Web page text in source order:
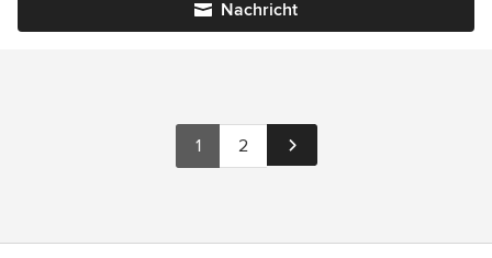
Nachricht
1 2